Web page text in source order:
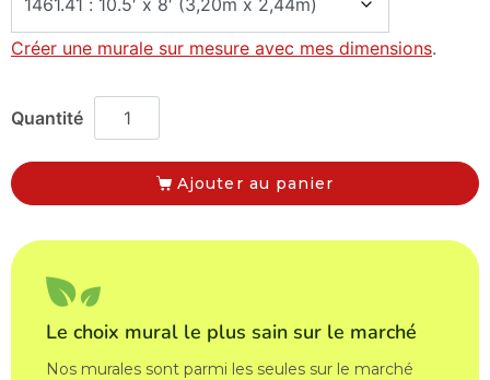
Créer une murale sur mesure avec mes dimensions.
Ajouter au panier
Le choix mural le plus sain sur le marché
Nos murales sont parmi les seules sur le marché